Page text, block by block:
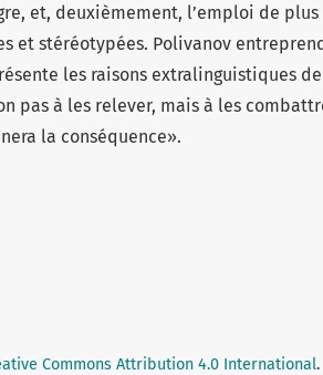
et, deuxièmement, l’emploi de
et stéréotypées. Polivanov
les raisons extralinguistiques
pas à les relever, mais à les
la conséquence».
Commons Attribution 4.0 International.